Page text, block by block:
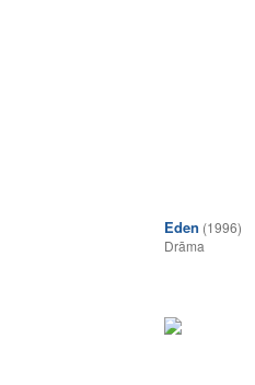
Eden (1996)
Drāma